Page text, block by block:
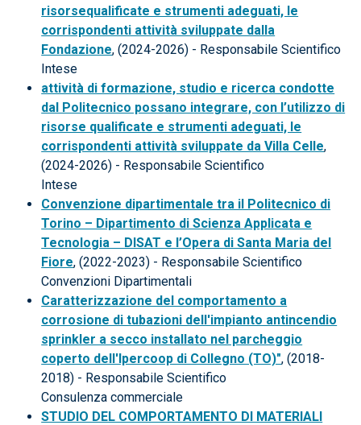
risorsequalificate e strumenti adeguati, le
corrispondenti attività sviluppate dalla
Fondazione, (2024-2026) - Responsabile Scientifico
Intese
attività di formazione, studio e ricerca condotte
dal Politecnico possano integrare, con l’utilizzo di
risorse qualificate e strumenti adeguati, le
corrispondenti attività sviluppate da Villa Celle,
(2024-2026) - Responsabile Scientifico
Intese
Convenzione dipartimentale tra il Politecnico di
Torino – Dipartimento di Scienza Applicata e
Tecnologia – DISAT e l’Opera di Santa Maria del
Fiore, (2022-2023) - Responsabile Scientifico
Convenzioni Dipartimentali
Caratterizzazione del comportamento a
corrosione di tubazioni dell'impianto antincendio
sprinkler a secco installato nel parcheggio
coperto dell'Ipercoop di Collegno (TO)", (2018-
2018) - Responsabile Scientifico
Consulenza commerciale
STUDIO DEL COMPORTAMENTO DI MATERIALI